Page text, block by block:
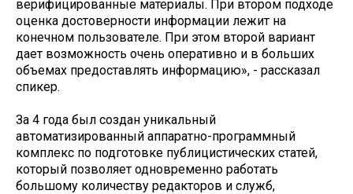
верифицированные материалы. При втором подходе
оценка достоверности информации лежит на
конечном пользователе. При этом второй вариант
дает возможность очень оперативно и в больших
объемах предоставлять информацию», - рассказал
спикер.
За 4 года был создан уникальный
автоматизированный аппаратно-программный
комплекс по подготовке публицистических статей,
который позволяет одновременно работать
большому количеству редакторов и служб,